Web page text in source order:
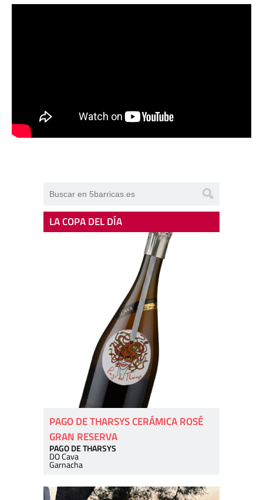
LA COPA DEL DÍA
PAGO DE THARSYS CERÁMICA ROSÉ
GRAN RESERVA
PAGO DE THARSYS
DO Cava
Garnacha